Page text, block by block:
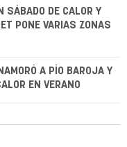
SÁBADO DE CALOR Y
PONE VARIAS ZONAS
A PÍO BAROJA Y
EN VERANO